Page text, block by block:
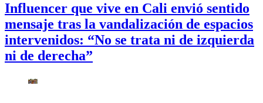
Influencer que vive en Cali envió sentido
mensaje tras la vandalización de espacios
intervenidos: “No se trata ni de izquierda
ni de derecha”